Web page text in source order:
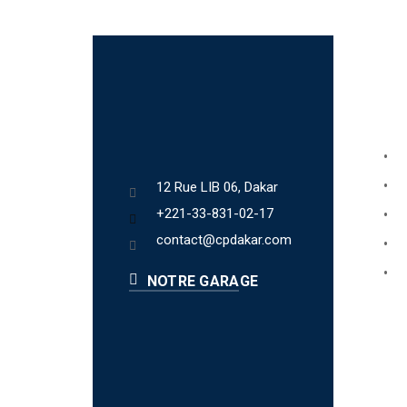
12 Rue LIB 06, Dakar
+221-33-831-02-17
contact@cpdakar.com
NOTRE GARAGE